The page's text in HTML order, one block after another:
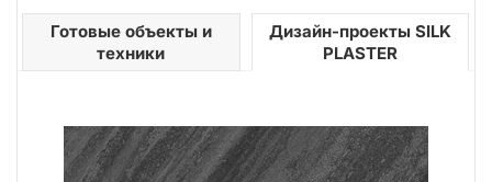
Готовые объекты и
техники
Дизайн-проекты SILK
PLASTER